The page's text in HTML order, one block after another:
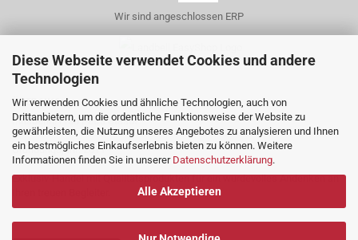
Diese Webseite verwendet Cookies und andere
Technologien
Wir verwenden Cookies und ähnliche Technologien, auch von
Drittanbietern, um die ordentliche Funktionsweise der Website zu
gewährleisten, die Nutzung unseres Angebotes zu analysieren und Ihnen
ein bestmögliches Einkaufserlebnis bieten zu können. Weitere
Informationen finden Sie in unserer Datenschutzerklärung.
Alle Akzeptieren
Wir sind angeschlossen ERP
ÜBER UNS
Inhaberin: Frau Petra Staadt
Gründungsjahr: 2011
Exklusiv-Handel mit Qualitätsprodukten für ein würdevolles Andenken an